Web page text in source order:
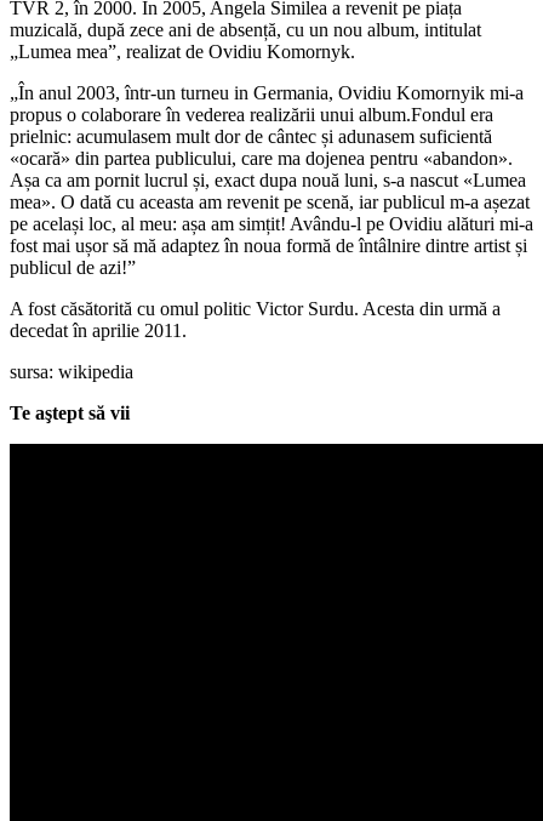
TVR 2, în 2000. În 2005, Angela Similea a revenit pe piața
muzicală, după zece ani de absență, cu un nou album, intitulat
„Lumea mea”, realizat de Ovidiu Komornyk.
„În anul 2003, într-un turneu in Germania, Ovidiu Komornyik mi-a
propus o colaborare în vederea realizării unui album.Fondul era
prielnic: acumulasem mult dor de cântec și adunasem suficientă
«ocară» din partea publicului, care ma dojenea pentru «abandon».
Așa ca am pornit lucrul și, exact dupa nouă luni, s-a nascut «Lumea
mea». O dată cu aceasta am revenit pe scenă, iar publicul m-a așezat
pe același loc, al meu: așa am simțit! Avându-l pe Ovidiu alături mi-a
fost mai ușor să mă adaptez în noua formă de întâlnire dintre artist și
publicul de azi!”
A fost căsătorită cu omul politic Victor Surdu. Acesta din urmă a
decedat în aprilie 2011.
sursa: wikipedia
Te aştept să vii